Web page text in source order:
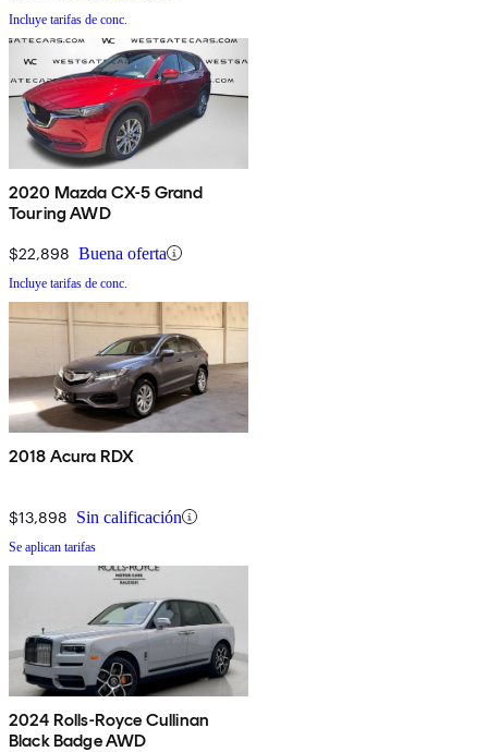
Incluye tarifas de conc.
2020 Mazda CX-5 Grand
Touring AWD
$22,898 Buena oferta
Incluye tarifas de conc.
2018 Acura RDX
$13,898 Sin calificación
Se aplican tarifas
2024 Rolls-Royce Cullinan
Black Badge AWD